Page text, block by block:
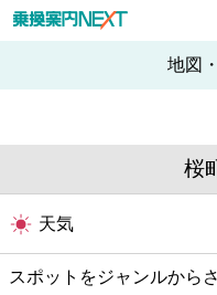
地図
桜
天気
スポットをジャンルから